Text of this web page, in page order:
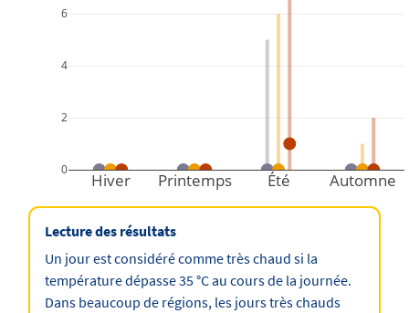
Hiver Printemps Été Automne
0
2
4
6
Lecture des résultats
Un jour est considéré comme très chaud si la
température dépasse 35 °C au cours de la journée.
Dans beaucoup de régions, les jours très chauds